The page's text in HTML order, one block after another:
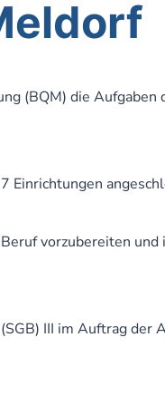
(BQM) die Aufgaben
Einrichtungen
vorzubereiten
III im Auftrag der